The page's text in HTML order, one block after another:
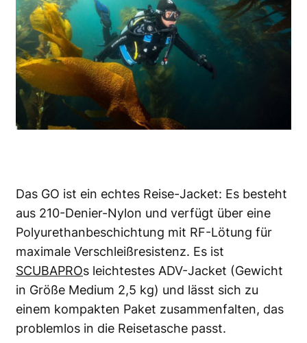
Das GO ist ein echtes Reise-Jacket: Es besteht
aus 210-Denier-Nylon und verfügt über eine
Polyurethanbeschichtung mit RF-Lötung für
maximale Verschleißresistenz. Es ist
SCUBAPROs leichtestes ADV-Jacket (Gewicht
in Größe Medium 2,5 kg) und lässt sich zu
einem kompakten Paket zusammenfalten, das
problemlos in die Reisetasche passt.